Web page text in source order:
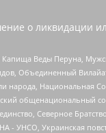
о ликвидации
Веды Перуна,
Объединенный
народа, Национальная
общенациональный
Северное
- УНСО, Украинская